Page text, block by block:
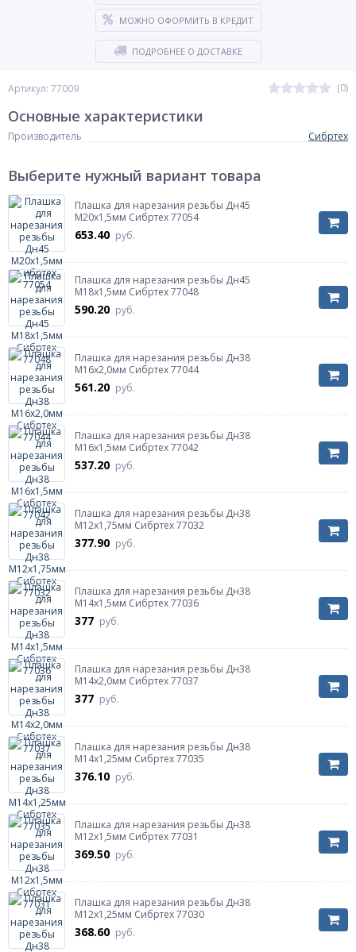
Артикул: 77009 (0)
МОЖНО ОФОРМИТЬ В КРЕДИТ
ПОДРОБНЕЕ О ДОСТАВКЕ
Основные характеристики
Производитель Сибртех
Выберите нужный вариант товара
Плашка для нарезания резьбы Дн45
М20х1,5мм Сибртех 77054
653.40 руб.
Плашка для нарезания резьбы Дн45
М18х1,5мм Сибртех 77048
590.20 руб.
Плашка для нарезания резьбы Дн38
М16х2,0мм Сибртех 77044
561.20 руб.
Плашка для нарезания резьбы Дн38
М16х1,5мм Сибртех 77042
537.20 руб.
Плашка для нарезания резьбы Дн38
М12х1,75мм Сибртех 77032
377.90 руб.
Плашка для нарезания резьбы Дн38
М14х1,5мм Сибртех 77036
377 руб.
Плашка для нарезания резьбы Дн38
М14х2,0мм Сибртех 77037
377 руб.
Плашка для нарезания резьбы Дн38
М14х1,25мм Сибртех 77035
376.10 руб.
Плашка для нарезания резьбы Дн38
М12х1,5мм Сибртех 77031
369.50 руб.
Плашка для нарезания резьбы Дн38
М12х1,25мм Сибртех 77030
368.60 руб.